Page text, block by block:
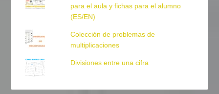
para el aula y fichas para el alumno
(ES/EN)
Colección de problemas de
multiplicaciones
Divisiones entre una cifra